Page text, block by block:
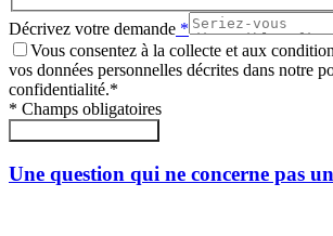
Décrivez votre demande *
Vous consentez à la collecte et aux
vos données personnelles décrites dans notre
confidentialité.*
* Champs obligatoires
Une question qui ne concerne pas